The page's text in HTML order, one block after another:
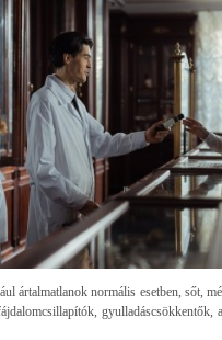
ártalmatlanok normális esetben, sőt,
gyulladáscsökkentők,